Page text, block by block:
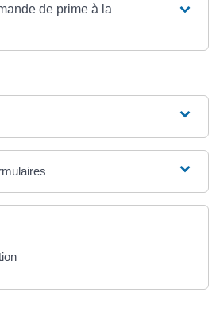
de prime à la